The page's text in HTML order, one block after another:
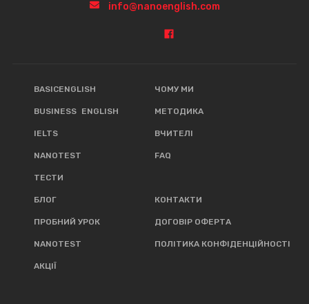
info@nanoenglish.com
BASICENGLISH
BUSINESS ENGLISH
IELTS
NANOTEST
ТЕСТИ
ЧОМУ МИ
МЕТОДИКА
ВЧИТЕЛІ
FAQ
БЛОГ
ПРОБНИЙ УРОК
NANOTEST
АКЦІЇ
КОНТАКТИ
ДОГОВІР ОФЕРТА
ПОЛІТИКА КОНФІДЕНЦІЙНОСТІ